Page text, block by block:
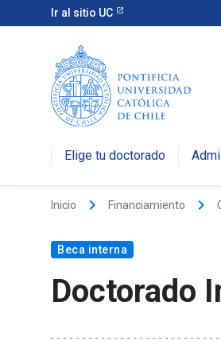
Ir al sitio UC
Elige tu doctorado
Inicio keyboard_arrow_right Financiamiento keyboard_arrow_right
Beca interna
Doctorado